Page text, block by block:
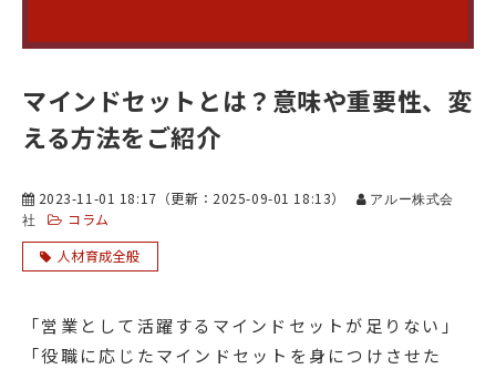
マインドセットとは？意味や重要性、変
える方法をご紹介
2023-11-01 18:17 （更新： 2025-09-01 18:13）
アルー株式会
社
コラム
人材育成全般
「営業として活躍するマインドセットが足りない」
「役職に応じたマインドセットを身につけさせた